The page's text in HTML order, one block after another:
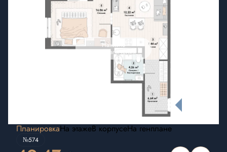
Нажмите
для увеличения
ПланировкаНа этажеВ корпусеНа генплане
№574